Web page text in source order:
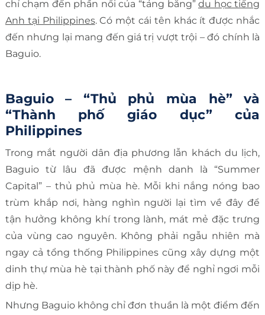
chỉ chạm đến phần nổi của “tảng băng”du học tiếng
Anh tại Philippines. Có một cái tên khác ít được nhắc
đến nhưng lại mang đến giá trị vượt trội – đó chính là
Baguio.
Baguio – “Thủ phủ mùa hè” và
“Thành phố giáo dục” của
Philippines
Trong mắt người dân địa phương lẫn khách du lịch,
Baguio từ lâu đã được mệnh danh là “Summer
Capital” – thủ phủ mùa hè. Mỗi khi nắng nóng bao
trùm khắp nơi, hàng nghìn người lại tìm về đây để
tận hưởng không khí trong lành, mát mẻ đặc trưng
của vùng cao nguyên. Không phải ngẫu nhiên mà
ngay cả tổng thống Philippines cũng xây dựng một
dinh thự mùa hè tại thành phố này để nghỉ ngơi mỗi
dịp hè.
Nhưng Baguio không chỉ đơn thuần là một điểm đến